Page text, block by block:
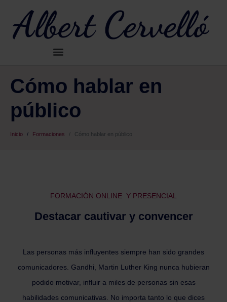
Cómo hablar en
público
Inicio Formaciones Cómo hablar en público
FORMACIÓN ONLINE Y PRESENCIAL
Destacar cautivar y convencer
Las personas más influyentes siempre han sido grandes
comunicadores. Gandhi, Martin Luther King nunca hubieran
podido motivar, influir a miles de personas sin esas
habilidades comunicativas. No importa tanto lo que dices